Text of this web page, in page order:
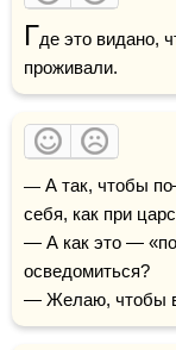
Где это видано,
проживали.
— А так, чтобы по—настоящему — это нет. Мучите сами
себя, как при
— А как это —
осведомиться?
— Желаю, чтобы